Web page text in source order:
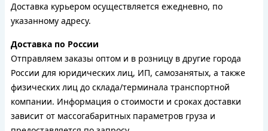
Доставка курьером осуществляется ежедневно, по
указанному адресу.
Доставка по России
Отправляем заказы оптом и в розницу в другие города
России для юридических лиц, ИП, самозанятых, а также
физических лиц до склада/терминала транспортной
компании. Информация о стоимости и сроках доставки
зависит от массогабаритных параметров груза и